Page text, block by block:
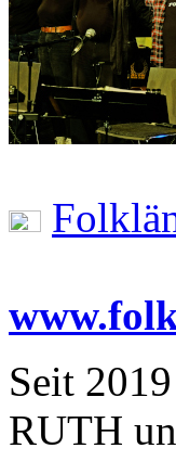
Seit
RUTH